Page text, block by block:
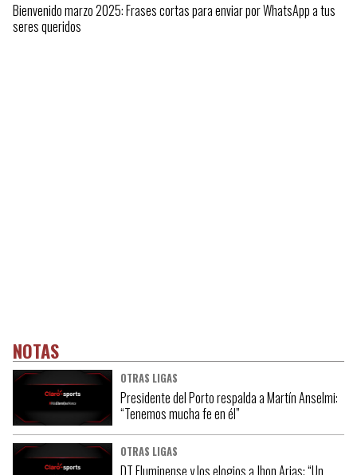
Bienvenido marzo 2025: Frases cortas para enviar por WhatsApp a tus
seres queridos
NOTAS
OTRAS LIGAS
Presidente del Porto respalda a Martín Anselmi:
“Tenemos mucha fe en él”
OTRAS LIGAS
DT Fluminense y los elogios a Jhon Arias: “Un